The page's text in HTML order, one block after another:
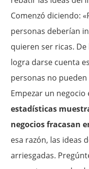
Comenzó diciendo:
personas deberían
quieren ser ricas.
logra darse cuenta
personas no
Empezar un
estadísticas
negocios fracasan
esa razón, las ideas
arriesgadas.